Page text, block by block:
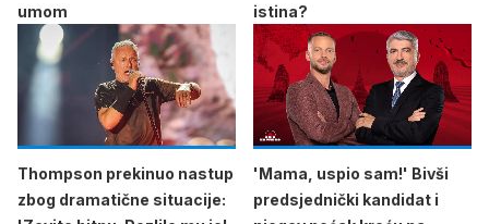
umom
istina?
Thompson prekinuo nastup
zbog dramatične situacije:
'Mama, uspio sam!' Bivši
predsjednički kandidat i